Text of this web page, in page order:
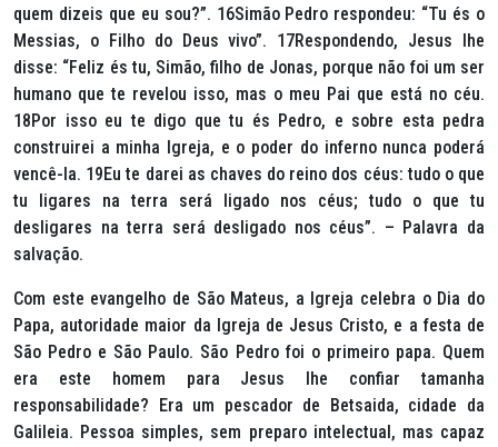
quem dizeis que eu sou?”. 16Simão Pedro respondeu: “Tu és o
Messias, o Filho do Deus vivo”. 17Respondendo, Jesus lhe
disse: “Feliz és tu, Simão, filho de Jonas, porque não foi um ser
humano que te revelou isso, mas o meu Pai que está no céu.
18Por isso eu te digo que tu és Pedro, e sobre esta pedra
construirei a minha Igreja, e o poder do inferno nunca poderá
vencê-la. 19Eu te darei as chaves do reino dos céus: tudo o que
tu ligares na terra será ligado nos céus; tudo o que tu
desligares na terra será desligado nos céus”. – Palavra da
salvação.
Com este evangelho de São Mateus, a Igreja celebra o Dia do
Papa, autoridade maior da Igreja de Jesus Cristo, e a festa de
São Pedro e São Paulo. São Pedro foi o primeiro papa. Quem
era este homem para Jesus lhe confiar tamanha
responsabilidade? Era um pescador de Betsaida, cidade da
Galileia. Pessoa simples, sem preparo intelectual, mas capaz